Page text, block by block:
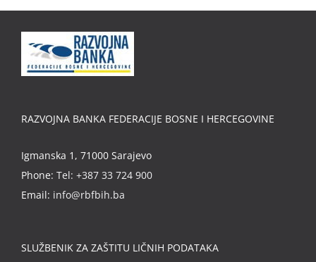
RAZVOJNA BANKA FEDERACIJE BOSNE I HERCEGOVINE
Igmanska 1, 71000 Sarajevo
Phone: Tel: +387 33 724 900
Email: info@rbfbih.ba
SLUŽBENIK ZA ZAŠTITU LIČNIH PODATAKA